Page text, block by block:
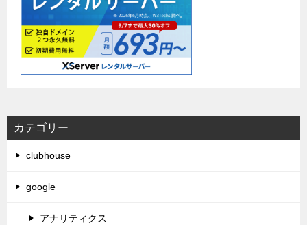
カテゴリー
clubhouse
google
アナリティクス